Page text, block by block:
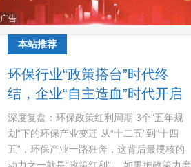
广告
本站推荐
环保行业“政策搭台”时代终
结，企业“自主造血”时代开启
深度复盘：环保政策红利周期 3个“五年规
划”下的环保产业变迁 从“十二五”到“十四
五”，环保产业一路狂奔，这背后最硬核的
动力之一就是“政策红利”。 如果把政策力度